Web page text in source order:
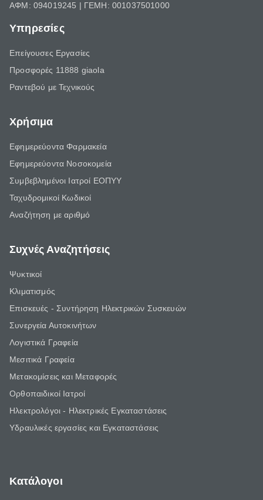
ΑΦΜ: 094019245 | ΓΕΜΗ: 001037501000
Υπηρεσίες
Επείγουσες Εργασίες
Προσφορές 11888 giaola
Ραντεβού με Τεχνικούς
Χρήσιμα
Εφημερεύοντα Φαρμακεία
Εφημερεύοντα Νοσοκομεία
Συμβεβλημένοι Ιατροί ΕΟΠΥΥ
Ταχυδρομικοί Κωδικοί
Αναζήτηση με αριθμό
Συχνές Αναζητήσεις
Ψυκτικοί
Κλιματισμός
Επισκευές - Συντήρηση Ηλεκτρικών Συσκευών
Συνεργεία Αυτοκινήτων
Λογιστικά Γραφεία
Μεσιτικά Γραφεία
Μετακομίσεις και Μεταφορές
Ορθοπαιδικοί Ιατροί
Ηλεκτρολόγοι - Ηλεκτρικές Εγκαταστάσεις
Υδραυλικές εργασίες και Εγκαταστάσεις
Κατάλογοι